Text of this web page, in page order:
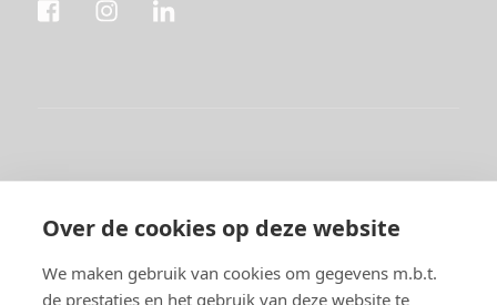
Over de cookies op deze website
We maken gebruik van cookies om gegevens m.b.t.
de prestaties en het gebruik van deze website te
voorbehouden
Privacy Disclaimer Cookies Algemene voorwaarden